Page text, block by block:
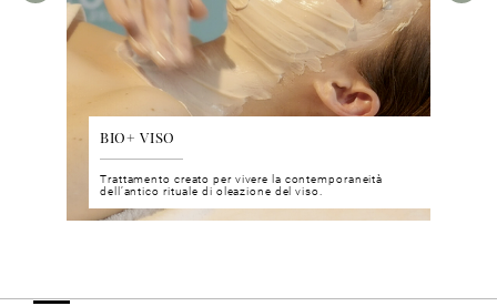
BIO+ VISO
Trattamento creato per vivere la contemporaneità
dell’antico rituale di oleazione del viso.